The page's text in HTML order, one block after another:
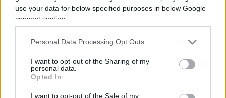
use your data for below specified purposes in below Google
consent section.
Personal Data Processing Opt Outs
I want to opt-out of the Sharing of my
personal data.
Opted In
I want to opt-out of the Sale of my
Stasi,oltre ripulirsi del sangue, avrebbe anche
sciacquato la presunta arma del delitto
attaccati i capelli. Solo che, dobbiamo aggiungere,
il “criminale” è stato così abile da eliminare con
cura ogni traccia ematica dagli stessi 4 capelli, dal